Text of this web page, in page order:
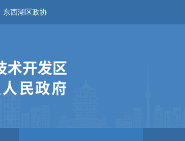
东西湖区政协